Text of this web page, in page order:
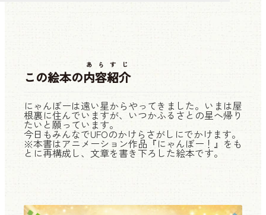
この絵本の内容紹介
あらすじ
にゃんぼーは遠い星からやってきました。いまは屋
根裏に住んでいますが、いつかふるさとの星へ帰り
たいと願っています。
今日もみんなでUFOのかけらさがしにでかけます。
※本書はアニメーション作品『にゃんぼー！』をも
とに再構成し、文章を書き下ろした絵本です。